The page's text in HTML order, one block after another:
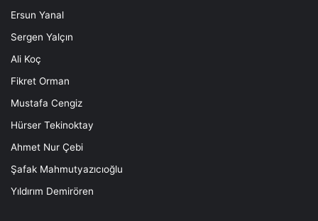
Ersun Yanal
Sergen Yalçın
Ali Koç
Fikret Orman
Mustafa Cengiz
Hürser Tekinoktay
Ahmet Nur Çebi
Şafak Mahmutyazıcıoğlu
Yıldırım Demirören